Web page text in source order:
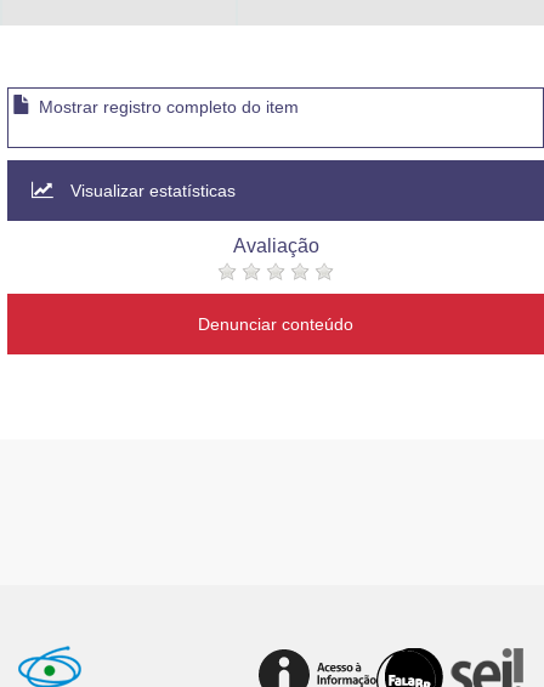
Mostrar registro completo do item
Visualizar estatísticas
Avaliação
Denunciar conteúdo